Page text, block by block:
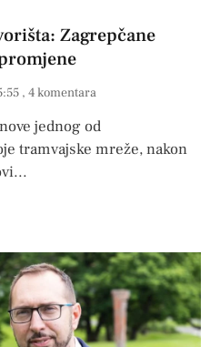
Zagrepčane
4 komentara
jednog od
tramvajske mreže, nakon